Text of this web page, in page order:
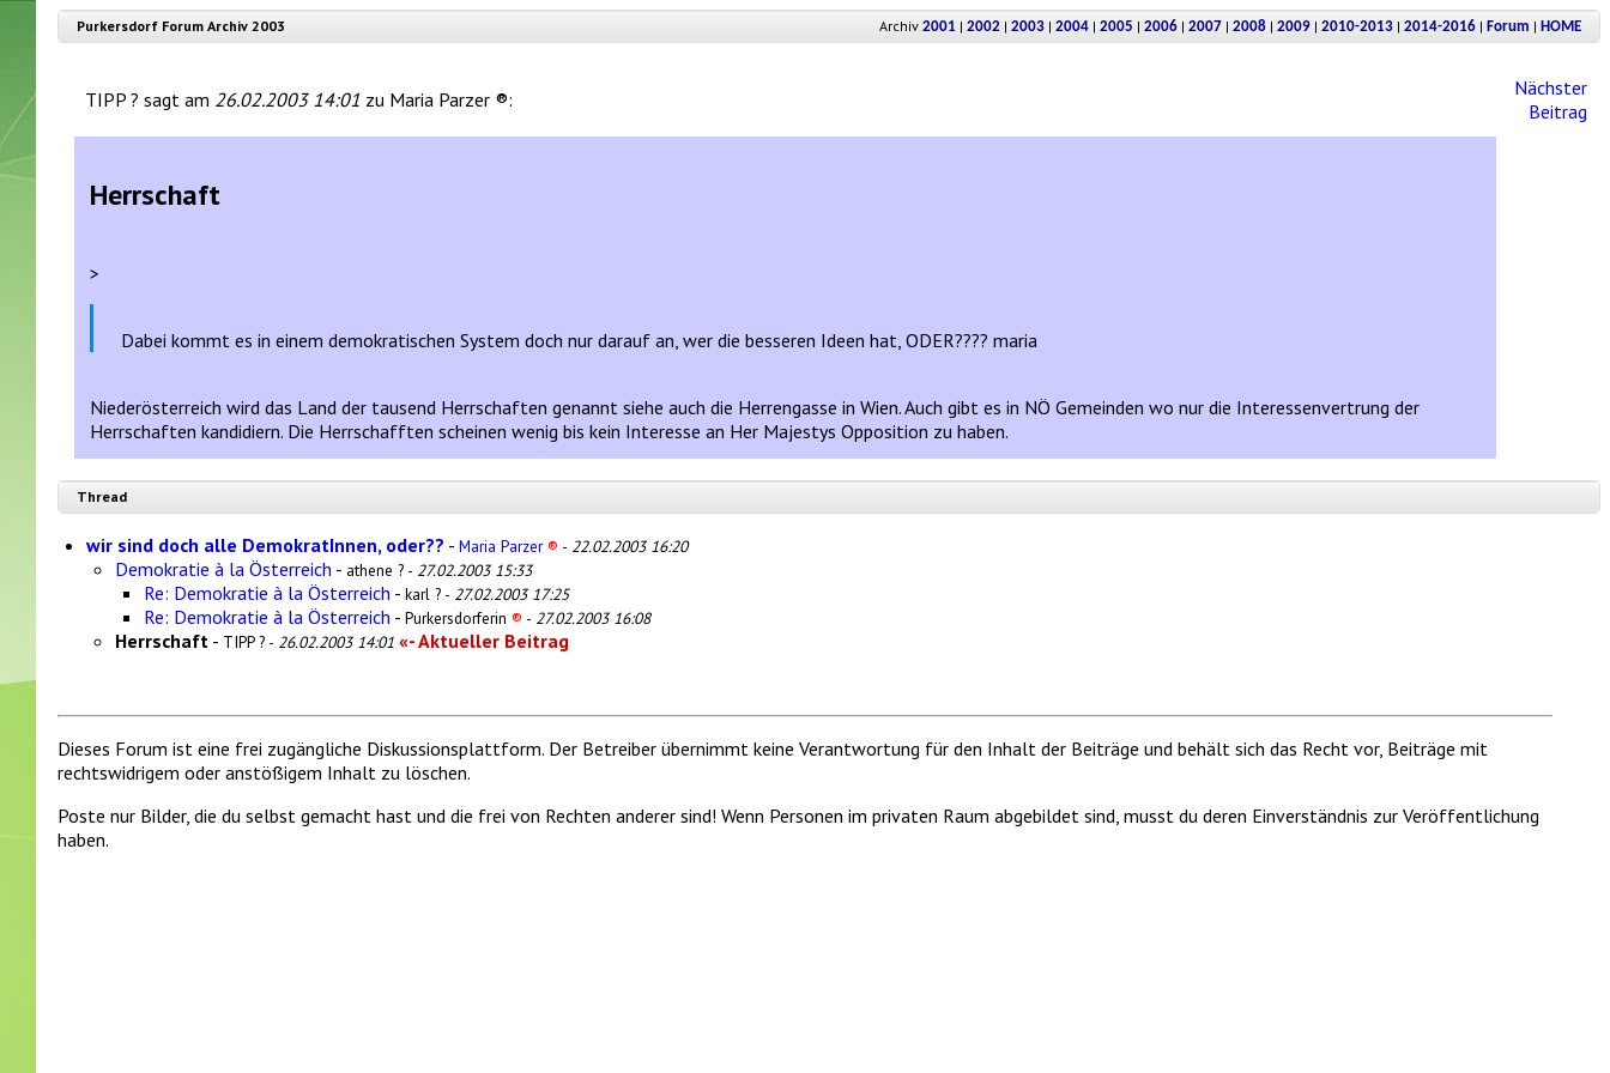
Purkersdorf Forum Archiv 2003 Archiv 2001 | 2002 | 2003 | 2004 | 2005 | 2006 | 2007 | 2008 | 2009 | 2010-2013 | 2014-2016 | Forum | HOME
TIPP ? sagt am 26.02.2003 14:01 zu Maria Parzer ®:
Nächster
Beitrag
Herrschaft
>
Dabei kommt es in einem demokratischen System doch nur darauf an, wer die besseren Ideen hat, ODER???? maria
Niederösterreich wird das Land der tausend Herrschaften genannt siehe auch die Herrengasse in Wien. Auch gibt es in NÖ Gemeinden wo nur die Interessenvertrung der
Herrschaften kandidiern. Die Herrschafften scheinen wenig bis kein Interesse an Her Majestys Opposition zu haben.
Thread
wir sind doch alle DemokratInnen, oder?? - Maria Parzer® - 22.02.2003 16:20
Demokratie à la Österreich - athene ? - 27.02.2003 15:33
Re: Demokratie à la Österreich - karl ? - 27.02.2003 17:25
Re: Demokratie à la Österreich - Purkersdorferin ® - 27.02.2003 16:08
Herrschaft - TIPP ? - 26.02.2003 14:01 «- Aktueller Beitrag
Dieses Forum ist eine frei zugängliche Diskussionsplattform. Der Betreiber übernimmt keine Verantwortung für den Inhalt der Beiträge und behält sich das Recht vor, Beiträge mit
rechtswidrigem oder anstößigem Inhalt zu löschen.
Poste nur Bilder, die du selbst gemacht hast und die frei von Rechten anderer sind! Wenn Personen im privaten Raum abgebildet sind, musst du deren Einverständnis zur Veröffentlichung
haben.